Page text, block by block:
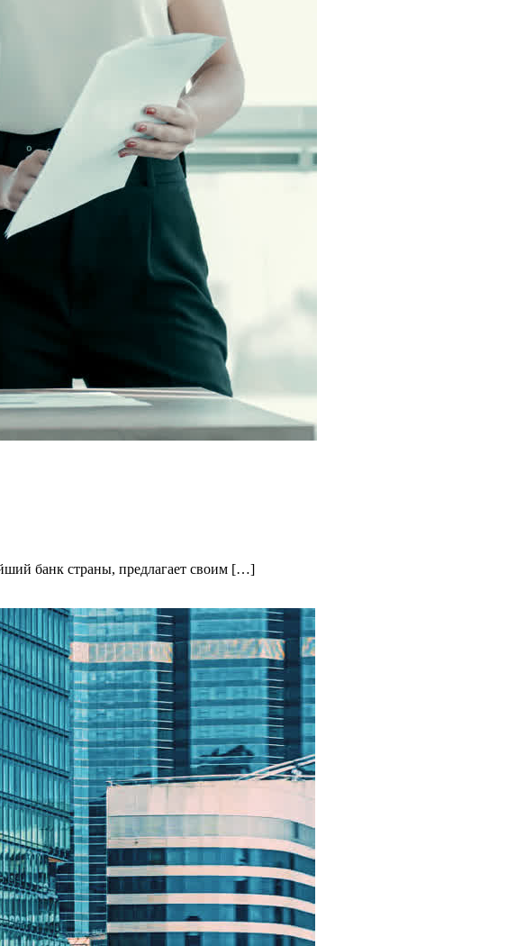
банк страны, предлагает своим […]